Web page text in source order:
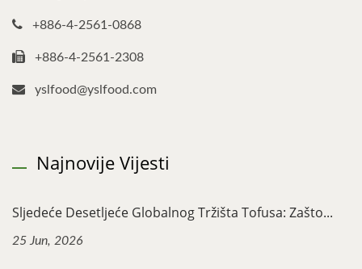
+886-4-2561-0868
+886-4-2561-2308
yslfood@yslfood.com
Najnovije Vijesti
Sljedeće Desetljeće Globalnog Tržišta Tofusa: Zašto...
25 Jun, 2026